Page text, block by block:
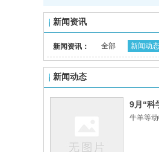
新闻资讯
新闻资讯： 全部 新闻动态
新闻动态
9月“科
牛羊等